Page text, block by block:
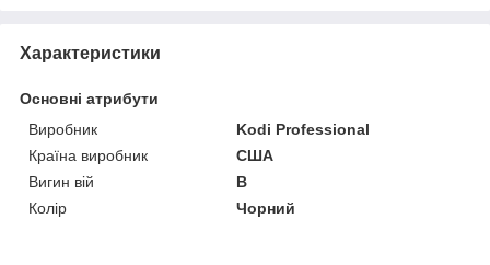
Характеристики
Основні атрибути
Виробник
Kodi Professional
Країна виробник
США
Вигин вій
B
Колір
Чорний